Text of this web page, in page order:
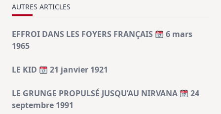
AUTRES ARTICLES
EFFROI DANS LES FOYERS FRANÇAIS
6 mars
1965
LE KID 21 janvier 1921
LE GRUNGE PROPULSÉ JUSQU’AU NIRVANA
24
septembre 1991